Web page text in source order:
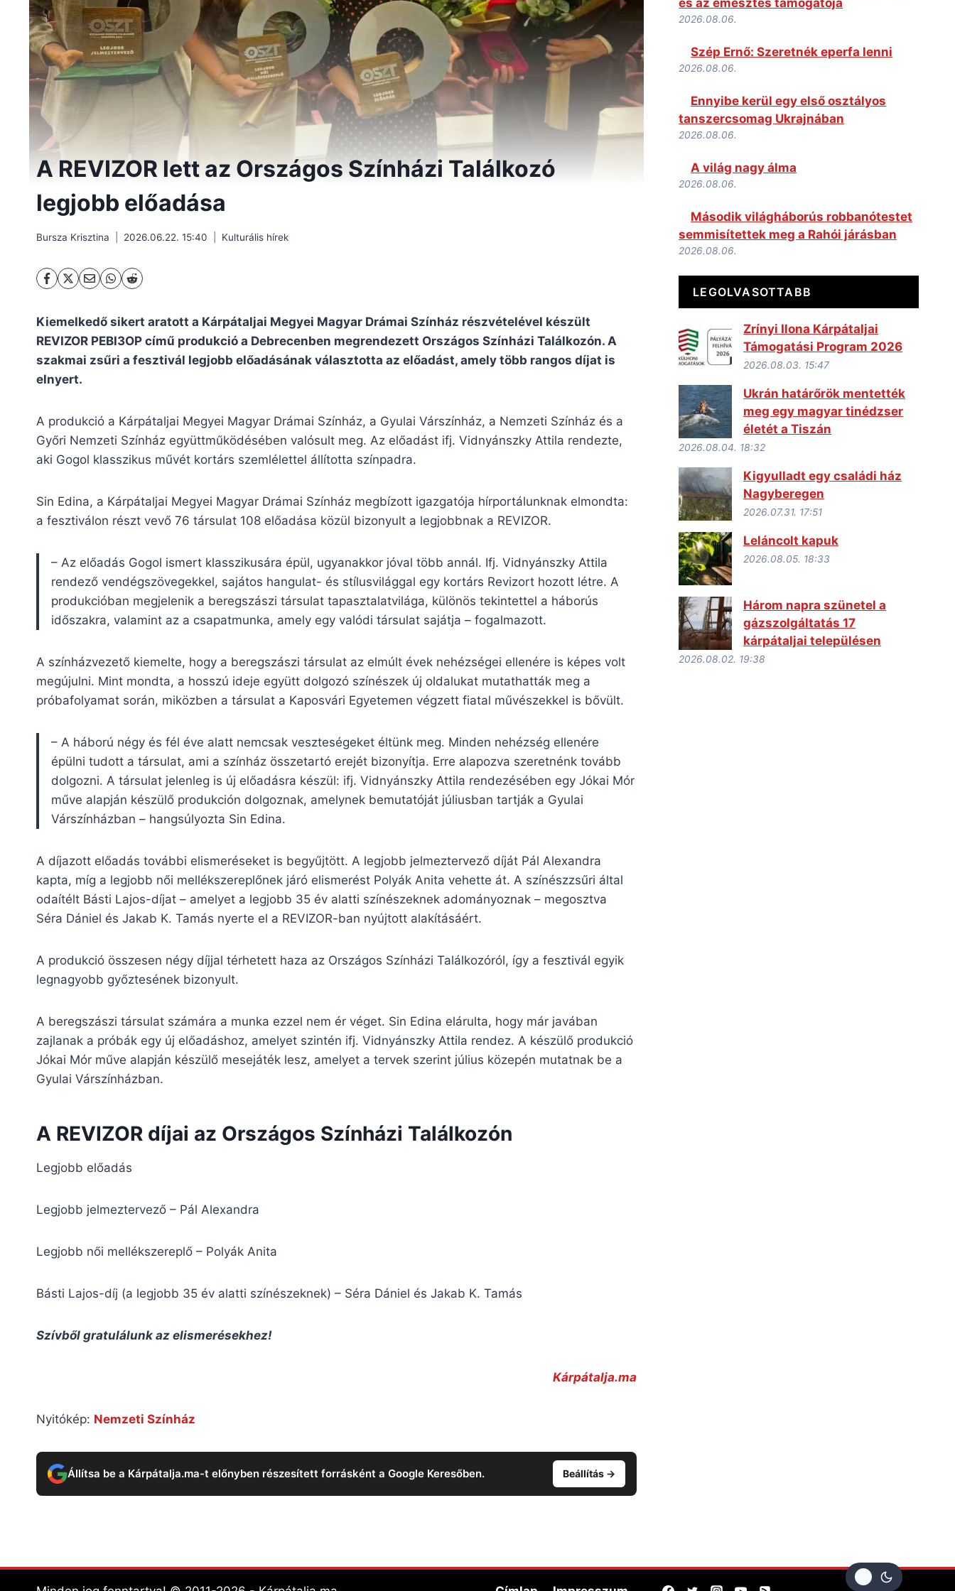
A REVIZOR lett az Országos Színházi Találkozó
legjobb előadása
Bursza Krisztina 2026.06.22. 15:40 Kulturális hírek
Kiemelkedő sikert aratott a Kárpátaljai Megyei Magyar Drámai Színház részvételével készült
REVIZOR РЕВІЗОР című produkció a Debrecenben megrendezett Országos Színházi Találkozón. A
szakmai zsűri a fesztivál legjobb előadásának választotta az előadást, amely több rangos díjat is
elnyert.
A produkció a Kárpátaljai Megyei Magyar Drámai Színház, a Gyulai Várszínház, a Nemzeti Színház és a
Győri Nemzeti Színház együttműködésében valósult meg. Az előadást ifj. Vidnyánszky Attila rendezte,
aki Gogol klasszikus művét kortárs szemlélettel állította színpadra.
Sin Edina, a Kárpátaljai Megyei Magyar Drámai Színház megbízott igazgatója hírportálunknak elmondta:
a fesztiválon részt vevő 76 társulat 108 előadása közül bizonyult a legjobbnak a REVIZOR.
– Az előadás Gogol ismert klasszikusára épül, ugyanakkor jóval több annál. Ifj. Vidnyánszky Attila
rendező vendégszövegekkel, sajátos hangulat- és stílusvilággal egy kortárs Revizort hozott létre. A
produkcióban megjelenik a beregszászi társulat tapasztalatvilága, különös tekintettel a háborús
időszakra, valamint az a csapatmunka, amely egy valódi társulat sajátja – fogalmazott.
A színházvezető kiemelte, hogy a beregszászi társulat az elmúlt évek nehézségei ellenére is képes volt
megújulni. Mint mondta, a hosszú ideje együtt dolgozó színészek új oldalukat mutathatták meg a
próbafolyamat során, miközben a társulat a Kaposvári Egyetemen végzett fiatal művészekkel is bővült.
– A háború négy és fél éve alatt nemcsak veszteségeket éltünk meg. Minden nehézség ellenére
épülni tudott a társulat, ami a színház összetartó erejét bizonyítja. Erre alapozva szeretnénk tovább
dolgozni. A társulat jelenleg is új előadásra készül: ifj. Vidnyánszky Attila rendezésében egy Jókai Mór
műve alapján készülő produkción dolgoznak, amelynek bemutatóját júliusban tartják a Gyulai
Várszínházban – hangsúlyozta Sin Edina.
A díjazott előadás további elismeréseket is begyűjtött. A legjobb jelmeztervező díját Pál Alexandra
kapta, míg a legjobb női mellékszereplőnek járó elismerést Polyák Anita vehette át. A színészzsűri által
odaítélt Básti Lajos-díjat – amelyet a legjobb 35 év alatti színészeknek adományoznak – megosztva
Séra Dániel és Jakab K. Tamás nyerte el a REVIZOR-ban nyújtott alakításáért.
A produkció összesen négy díjjal térhetett haza az Országos Színházi Találkozóról, így a fesztivál egyik
legnagyobb győztesének bizonyult.
A beregszászi társulat számára a munka ezzel nem ér véget. Sin Edina elárulta, hogy már javában
zajlanak a próbák egy új előadáshoz, amelyet szintén ifj. Vidnyánszky Attila rendez. A készülő produkció
Jókai Mór műve alapján készülő mesejáték lesz, amelyet a tervek szerint július közepén mutatnak be a
Gyulai Várszínházban.
A REVIZOR díjai az Országos Színházi Találkozón
Legjobb előadás
Legjobb jelmeztervező – Pál Alexandra
Legjobb női mellékszereplő – Polyák Anita
Básti Lajos-díj (a legjobb 35 év alatti színészeknek) – Séra Dániel és Jakab K. Tamás
Szívből gratulálunk az elismerésekhez!
Kárpátalja.ma
Nyitókép: Nemzeti Színház
Állítsa be a Kárpátalja.ma-t előnyben részesített forrásként a Google Keresőben. Beállítás →
2026.08.06.
Szép Ernő: Szeretnék eperfa lenni
2026.08.06.
Ennyibe kerül egy első osztályos
tanszercsomag Ukrajnában
2026.08.06.
A világ nagy álma
2026.08.06.
Második világháborús robbanótestet
semmisítettek meg a Rahói járásban
2026.08.06.
LEGOLVASOTTABB
Zrínyi Ilona Kárpátaljai
Támogatási Program 2026
2026.08.03. 15:47
Ukrán határőrök mentették
meg egy magyar tinédzser
életét a Tiszán
2026.08.04. 18:32
Kigyulladt egy családi ház
Nagyberegen
2026.07.31. 17:51
Leláncolt kapuk
2026.08.05. 18:33
Három napra szünetel a
gázszolgáltatás 17
kárpátaljai településen
2026.08.02. 19:38